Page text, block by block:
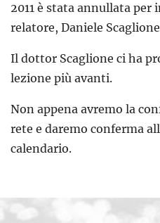
2011 è stata annullata
relatore, Daniele
Il dottor Scaglione ci ha
lezione più avanti.
Non appena avremo la
rete e daremo conferma
calendario.